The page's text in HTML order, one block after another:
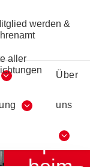
werden &
aller
Über
uns
Spaß